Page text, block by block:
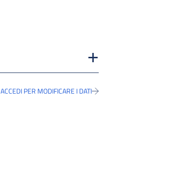
ACCEDI PER MODIFICARE I DATI